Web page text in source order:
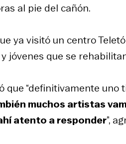
al pie del cañón.
ya visitó un centro
jóvenes que se
que “definitivamente uno
muchos artistas
atento a responder”,